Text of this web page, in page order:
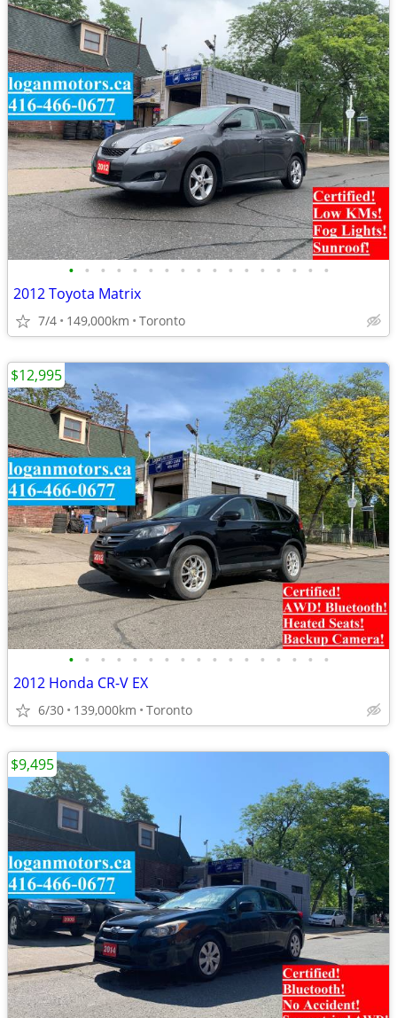
• • • • • • • • • • • • • • • • •
2012 Toyota Matrix
7/4 149,000km Toronto
• • • • • • • • • • • • • • • • •
2012 Honda CR-V EX
6/30 139,000km Toronto
$12,995
$9,495